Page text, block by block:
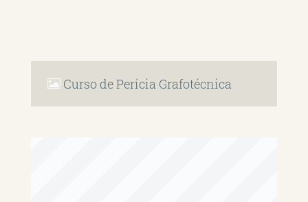
Curso de Perícia Grafotécnica